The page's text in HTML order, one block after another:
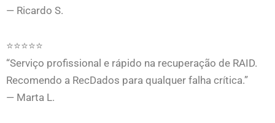
— Ricardo S.
⭐⭐⭐⭐⭐
“Serviço profissional e rápido na recuperação de RAID.
Recomendo a RecDados para qualquer falha crítica.”
— Marta L.